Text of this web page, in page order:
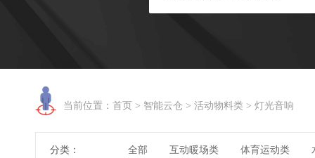
当前位置： 首页 > 智能云仓 > 活动物料类 > 灯光音响
分类： 全部 互动暖场类 体育运动类